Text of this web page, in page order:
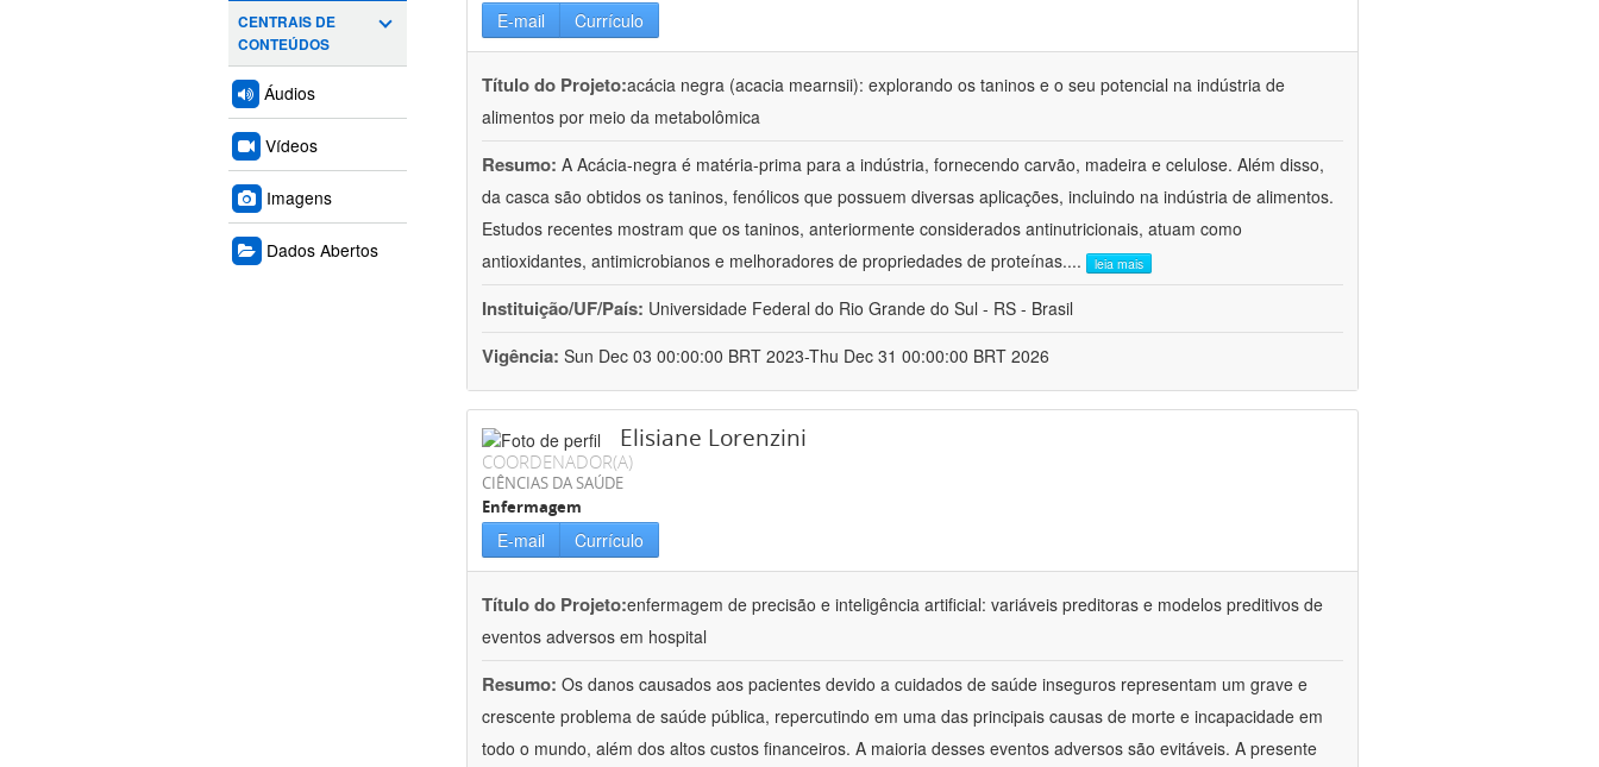
CENTRAIS DE
CONTEÚDOS
Áudios
Vídeos
Imagens
Dados Abertos
E-mail Currículo
Título do Projeto:acácia negra (acacia mearnsii): explorando os taninos e o seu potencial na indústria de
alimentos por meio da metabolômica
Resumo: A Acácia-negra é matéria-prima para a indústria, fornecendo carvão, madeira e celulose. Além disso,
da casca são obtidos os taninos, fenólicos que possuem diversas aplicações, incluindo na indústria de alimentos.
Estudos recentes mostram que os taninos, anteriormente considerados antinutricionais, atuam como
antioxidantes, antimicrobianos e melhoradores de propriedades de proteínas.... leia mais
Instituição/UF/País: Universidade Federal do Rio Grande do Sul - RS - Brasil
Vigência: Sun Dec 03 00:00:00 BRT 2023-Thu Dec 31 00:00:00 BRT 2026
Elisiane Lorenzini
COORDENADOR(A)
CIÊNCIAS DA SAÚDE
Enfermagem
E-mail Currículo
Título do Projeto:enfermagem de precisão e inteligência artificial: variáveis preditoras e modelos preditivos de
eventos adversos em hospital
Resumo: Os danos causados aos pacientes devido a cuidados de saúde inseguros representam um grave e
crescente problema de saúde pública, repercutindo em uma das principais causas de morte e incapacidade em
todo o mundo, além dos altos custos financeiros. A maioria desses eventos adversos são evitáveis. A presente